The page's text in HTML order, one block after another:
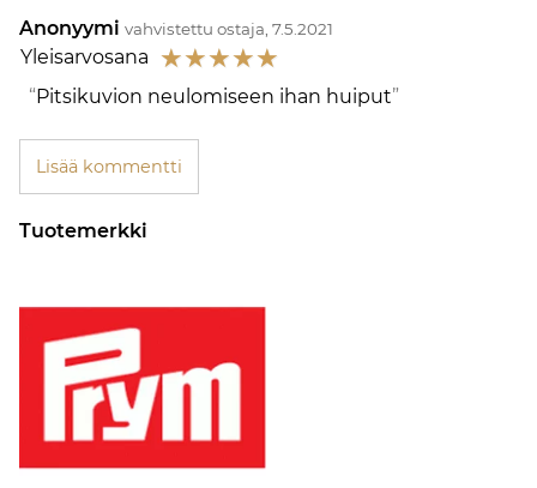
Anonyymi vahvistettu ostaja, 7.5.2021
Yleisarvosana ☆☆☆☆☆
Pitsikuvion neulomiseen ihan huiput
Lisää kommentti
Tuotemerkki